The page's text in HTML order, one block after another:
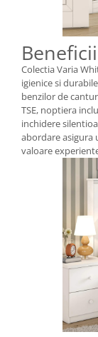
Colectia Varia
igienice si
benzilor de
TSE, noptiera
inchidere
abordare asigura
valoare